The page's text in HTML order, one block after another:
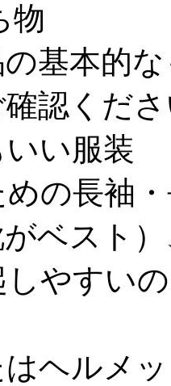
物
基本的
認くだ
いい服装
の長袖
ベスト
しやすい
はヘルメ